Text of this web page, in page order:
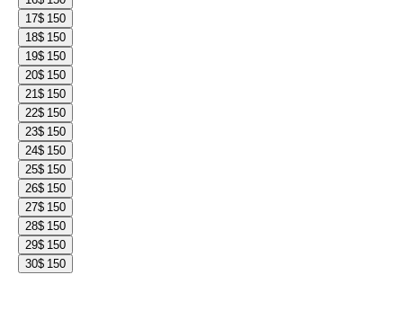
17$ 150
18$ 150
19$ 150
20$ 150
21$ 150
22$ 150
23$ 150
24$ 150
25$ 150
26$ 150
27$ 150
28$ 150
29$ 150
30$ 150